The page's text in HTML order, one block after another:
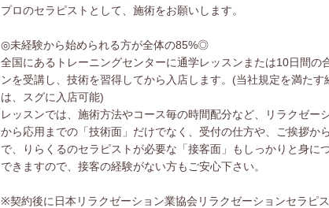
プロのセラピストとして、施術をお願いします。
◎未経験から始められる方が全体の85%◎
全国にあるトレーニングセンターに通学レッスンまたは10日間の
ンを受講し、技術を習得してから入店します。(当社規定を満たす
は、スグに入店可能)
レッスンでは、施術方法やコース毎の時間配分など、リラクゼー
から応用までの「技術面」だけでなく、受付の仕方や、ご挨拶か
で、りらくるのセラピストが必要な「接客面」もしっかりと身に
できますので、接客の経験がない方もご安心下さい。
※契約後に日本リラクゼーション業協会リラクゼーションセラピ